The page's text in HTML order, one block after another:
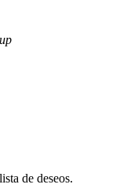
de deseos.